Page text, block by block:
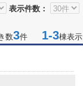
表示件数：
数3件 1-3棟表示